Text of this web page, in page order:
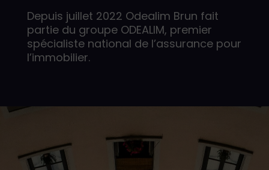
Depuis juillet 2022 Odealim Brun fait
partie du groupe ODEALIM, premier
spécialiste national de l’assurance pour
l’immobilier.